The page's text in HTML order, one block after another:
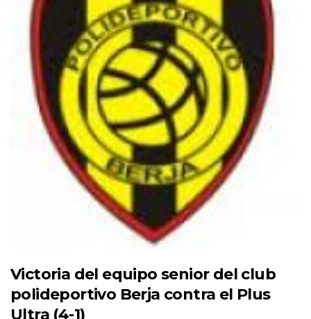
Victoria del equipo senior del club
polideportivo Berja contra el Plus
Ultra (4-1)